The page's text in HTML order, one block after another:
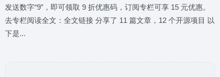
发送数字“9”，即可领取 9 折优惠码，订阅专栏可享 15 元优惠。
去专栏阅读全文：全文链接 分享了 11 篇文章，12 个开源项目 以
下是...